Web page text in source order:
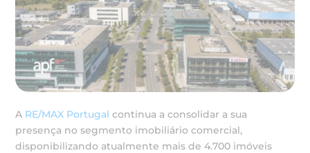
A RE/MAX Portugal continua a consolidar a sua
presença no segmento imobiliário comercial,
disponibilizando atualmente mais de 4.700 imóveis